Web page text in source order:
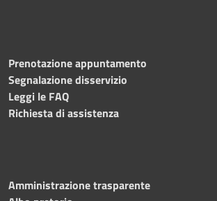
Prenotazione appuntamento
Segnalazione disservizio
Leggi le FAQ
Richiesta di assistenza
Amministrazione trasparente